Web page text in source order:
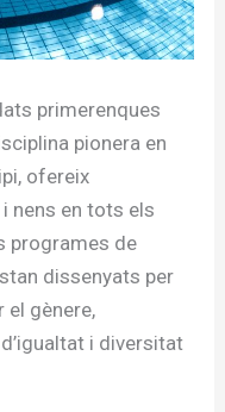
primerenques
pionera en
ofereix
nens en tots els
programes de
dissenyats per
el gènere,
i diversitat